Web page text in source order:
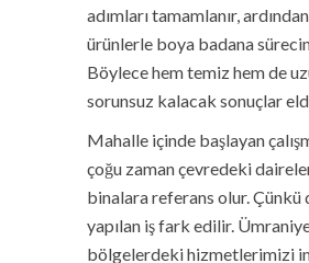
adımları tamamlanır,
ürünlerle boya badana
Böylece hem temiz hem de
sorunsuz kalacak sonuçlar
Mahalle içinde başlayan
çoğu zaman çevredeki
binalara referans olur. Çünkü
yapılan iş fark edilir.
bölgelerdeki hizmetlerimizi